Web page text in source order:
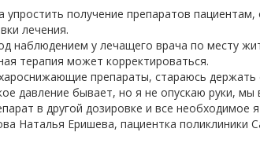
получение препаратов
лечения.
наблюдением у лечащего врача по месту
терапия может корректироваться.
препараты, стараюсь держать
давление бывает, но я не опускаю руки, мы
в другой дозировке и все необходимое
Наталья Еришева, пациентка поликлиники